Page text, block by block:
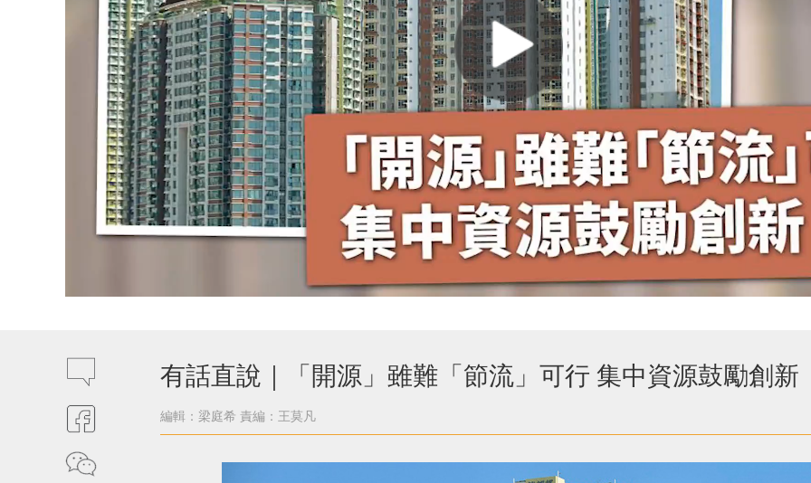
有話直說｜「開源」雖難「節流」可行 集中資源鼓勵創新
編輯：梁庭希 責編：王莫凡